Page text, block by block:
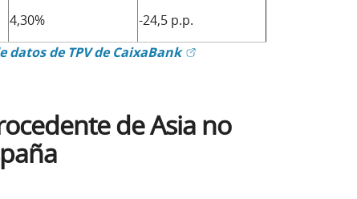
4,30%
-24,5 p.p.
datos de TPV de CaixaBank(Abrir en ventana nueva)
de Asia no